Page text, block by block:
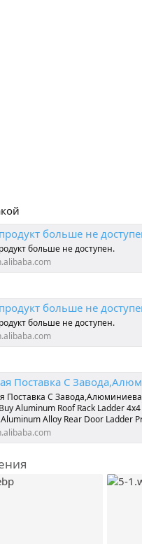
больше не
больше не доступен.
больше не
больше не доступен.
С Завода,Алюминиевая Багажная Лестница 4x4,Автомойка,Боковая Лестница
Поставка С
Aluminum Roof Rack Ladder
Alloy Rear Door Ladder